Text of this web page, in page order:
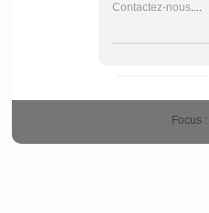
Contactez-nous....
Focus :